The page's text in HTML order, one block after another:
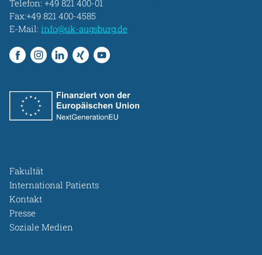
Telefon: +49 821 400-01
Fax:+49 821 400-4585
E-Mail: info@uk-augsburg.de
Fakultät
International Patients
Kontakt
Presse
Soziale Medien